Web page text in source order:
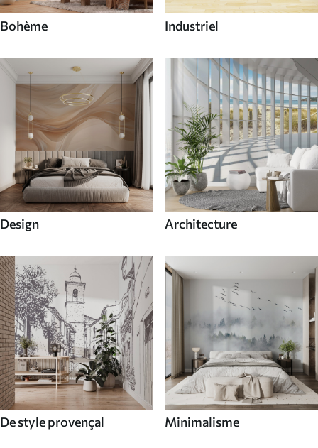
Bohème Industriel
Design Architecture
De style provençal Minimalisme